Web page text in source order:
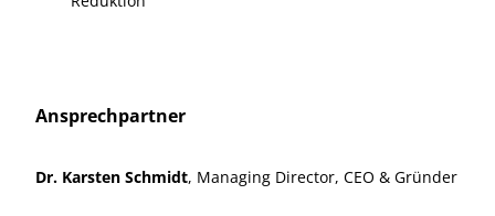
Ansprechpartner
Dr. Karsten Schmidt, Managing Director, CEO & Gründer